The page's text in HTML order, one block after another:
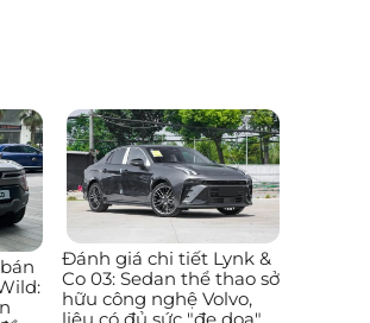
Đánh giá chi tiết Lynk &
Co 03: Sedan thể thao sở
hữu công nghệ Volvo,
liệu có đủ sức "đe dọa"